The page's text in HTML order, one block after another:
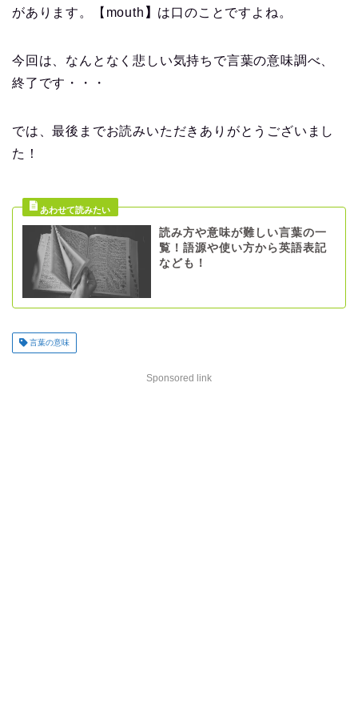
があります。【mouth 】 は口のことですよね。
今回は、なんとなく悲しい気持ちで言葉の意味調べ、
終了です・・・
では、最後までお読みいただきありがとうございまし
た！
読み方や意味が難しい言葉の一
覧！語源や使い方から英語表記
なども！
言葉の意味
Sponsored link